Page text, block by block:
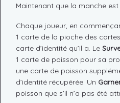
Maintenant que la manche est
Chaque joueur, en
1 carte de la pioche des
carte d’identité qu’il a. Le
1 carte de poisson pour sa
une carte de poisson
d’identité récupérée. Un
poisson que s’il n’a pas été